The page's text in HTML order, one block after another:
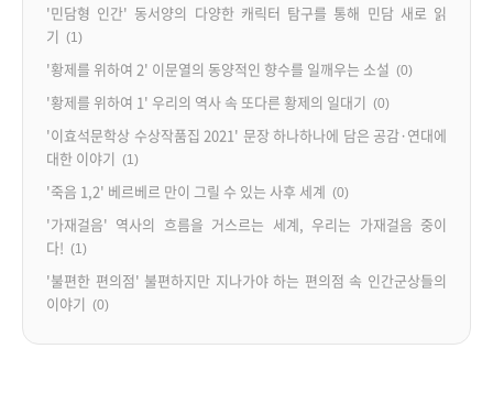
'민담형 인간' 동서양의 다양한 캐릭터 탐구를 통해 민담 새로 읽
기 (1)
'황제를 위하여 2' 이문열의 동양적인 향수를 일깨우는 소설 (0)
'황제를 위하여 1' 우리의 역사 속 또다른 황제의 일대기 (0)
'이효석문학상 수상작품집 2021' 문장 하나하나에 담은 공감·연대에
대한 이야기 (1)
'죽음 1,2' 베르베르 만이 그릴 수 있는 사후 세계 (0)
'가재걸음' 역사의 흐름을 거스르는 세계, 우리는 가재걸음 중이
다! (1)
'불편한 편의점' 불편하지만 지나가야 하는 편의점 속 인간군상들의
이야기 (0)